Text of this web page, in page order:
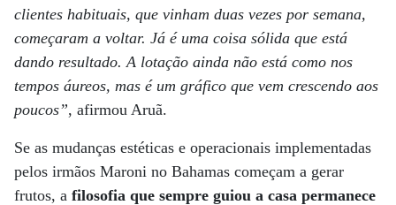
clientes habituais, que vinham duas vezes por semana,
começaram a voltar. Já é uma coisa sólida que está
dando resultado. A lotação ainda não está como nos
tempos áureos, mas é um gráfico que vem crescendo aos
poucos”, afirmou Aruã.
Se as mudanças estéticas e operacionais implementadas
pelos irmãos Maroni no Bahamas começam a gerar
frutos, a filosofia que sempre guiou a casa permanece